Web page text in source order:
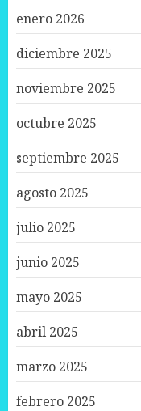
enero 2026
diciembre 2025
noviembre 2025
octubre 2025
septiembre 2025
agosto 2025
julio 2025
junio 2025
mayo 2025
abril 2025
marzo 2025
febrero 2025